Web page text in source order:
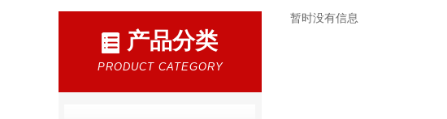
产品分类
PRODUCT CATEGORY
暂时没有信息